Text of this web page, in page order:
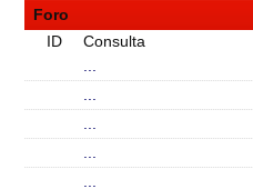
Foro
ID
Consulta